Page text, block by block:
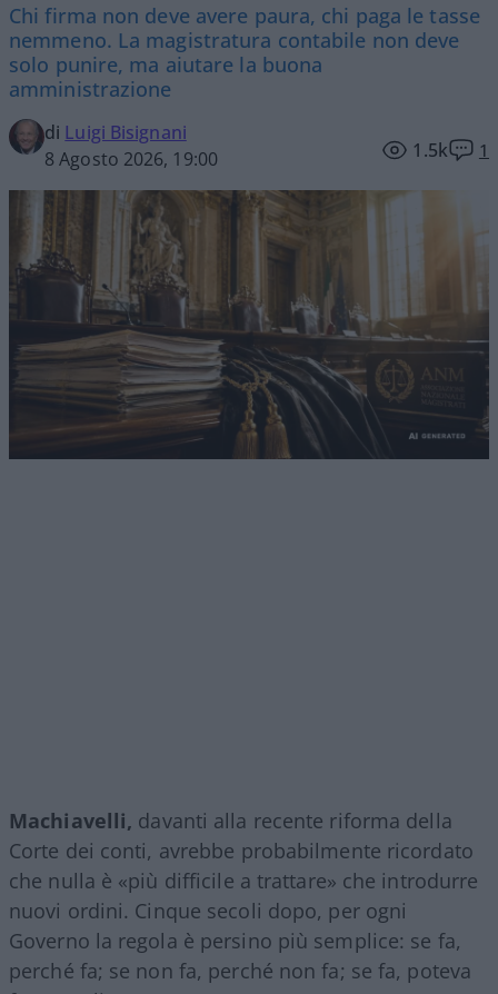
Chi firma non deve avere paura, chi paga le tasse
nemmeno. La magistratura contabile non deve
solo punire, ma aiutare la buona
amministrazione
di Luigi Bisignani
8 Agosto 2026, 19:00
1.5k 1
Machiavelli, davanti alla recente riforma della
Corte dei conti, avrebbe probabilmente ricordato
che nulla è «più difficile a trattare» che introdurre
nuovi ordini. Cinque secoli dopo, per ogni
Governo la regola è persino più semplice: se fa,
perché fa; se non fa, perché non fa; se fa, poteva